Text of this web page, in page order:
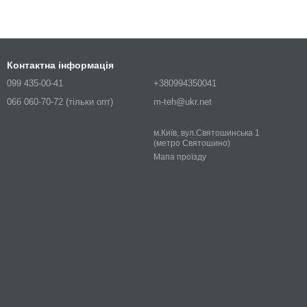
Контактна інформація
099 435-00-41
066 060-70-72 (тільки опт)
+380994350041
m-teh@ukr.net
м.Київ, вул.Святошинська 1
(метро Святошино)
Мапа проїзду